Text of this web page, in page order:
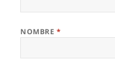
NOMBRE *